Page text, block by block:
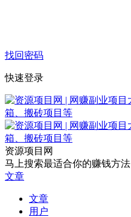
找回密码
快速登录
资源项目网
马上搜索最适合你的赚钱方法
文章
文章
用户